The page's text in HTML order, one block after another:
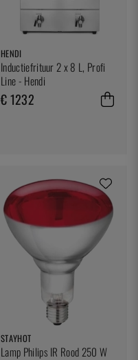
HENDI
Inductiefrituur 2 x 8 L, Profi
Line - Hendi
€ 1232
STAYHOT
Lamp Philips IR Rood 250 W